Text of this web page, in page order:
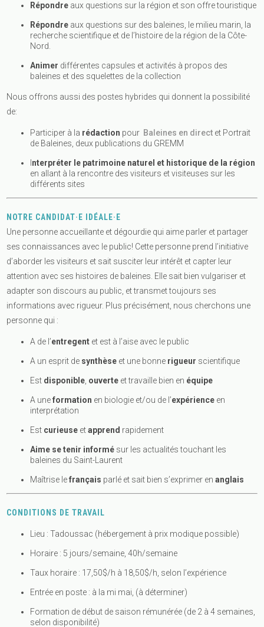
Répondre aux questions sur la région et son offre touristique
Répondre aux questions sur des baleines, le milieu marin, la
recherche scientifique et de l’histoire de la région de la Côte-
Nord.
Animer différentes capsules et activités à propos des
baleines et des squelettes de la collection
Nous offrons aussi des postes hybrides qui donnent la possibilité
de:
Participer à la rédaction pour Baleines en direct et Portrait
de Baleines, deux publications du GREMM
nterpréter le patrimoine naturel et historique de la région
en allant à la rencontre des visiteurs et visiteuses sur les
différents sites
NOTRE CANDIDAT·E IDÉALE·E
Une personne accueillante et dégourdie qui aime parler et partager
ses connaissances avec le public! Cette personne prend l’initiative
d’aborder les visiteurs et sait susciter leur intérêt et capter leur
attention avec ses histoires de baleines. Elle sait bien vulgariser et
adapter son discours au public, et transmet toujours ses
informations avec rigueur. Plus précisément, nous cherchons une
personne qui :
A de l’entregent et est à l’aise avec le public
A un esprit de synthèse et une bonne rigueur scientifique
Est disponible ouverte et travaille bien en équipe
A uneformation en biologie et/ou de l’expérience en
interprétation
Est curieuse etapprend rapidement
Aime se tenir informé sur les actualités touchant les
baleines du Saint-Laurent
Maîtrise lefrançais parlé et sait bien s’exprimer enanglais
CONDITIONS DE TRAVAIL
Lieu : Tadoussac (hébergement à prix modique possible)
Horaire : 5 jours/semaine, 40h/semaine
Taux horaire : 17,50$/h à 18,50$/h, selon l’expérience
Entrée en poste : à la mi mai, (à déterminer)
Formation de début de saison rémunérée (de 2 à 4 semaines,
selon disponibilité)